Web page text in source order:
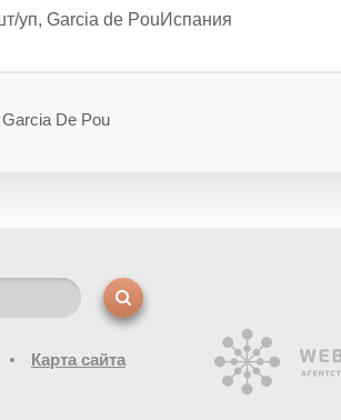
уп, Garcia de PouИспания
Garcia De Pou
Карта сайта